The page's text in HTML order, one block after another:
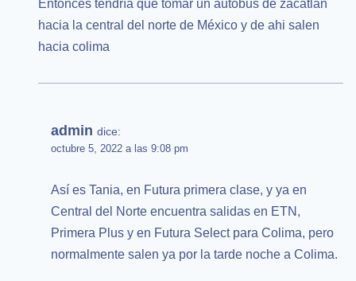
Entonces tendría que tomar un autobus de zacatlán
hacia la central del norte de México y de ahi salen
hacia colima
admin dice:
octubre 5, 2022 a las 9:08 pm
Así es Tania, en Futura primera clase, y ya en
Central del Norte encuentra salidas en ETN,
Primera Plus y en Futura Select para Colima, pero
normalmente salen ya por la tarde noche a Colima.